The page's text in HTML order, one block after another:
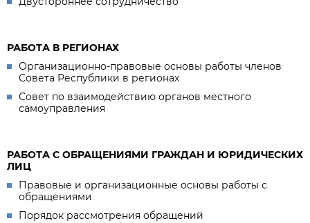
РАБОТА В РЕГИОНАХ
Организационно-правовые основы работы членов
Совета Республики в регионах
Совет по взаимодействию органов местного
самоуправления
РАБОТА С ОБРАЩЕНИЯМИ ГРАЖДАН И ЮРИДИЧЕСКИХ
ЛИЦ
Правовые и организационные основы работы с
обращениями
Порядок рассмотрения обращений